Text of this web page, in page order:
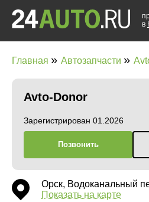
в
Главная » Автозапчасти »
Avto-Donor
Зарегистрирован 01.2026
Позвонить
Орск, Водоканальный
Показать на карте